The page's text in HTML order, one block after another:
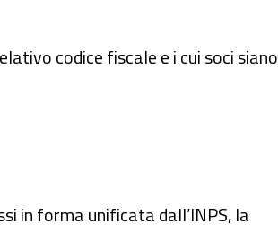
codice fiscale e i cui soci siano
in forma unificata dall’INPS, la